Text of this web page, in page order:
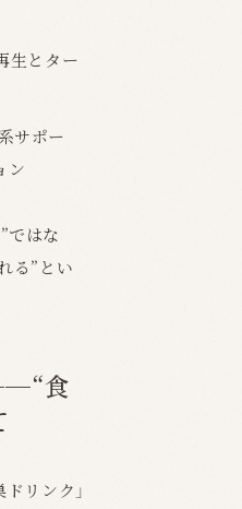
生とター
サポー
ン
ではな
る”とい
食
ドリンク」